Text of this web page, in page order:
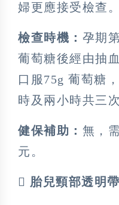
婦更應接受檢查。
檢查時機： 孕期
葡萄糖後經由抽
口服75g 葡萄糖
時及兩小時共三
健保補助： 無，
元。
 胎兒頸部透明